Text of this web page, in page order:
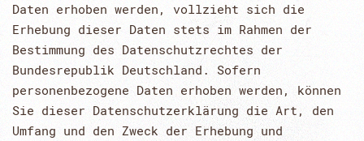
Daten erhoben werden, vollzieht sich die
Erhebung dieser Daten stets im Rahmen der
Bestimmung des Datenschutzrechtes der
Bundesrepublik Deutschland. Sofern
personenbezogene Daten erhoben werden, können
Sie dieser Datenschutzerklärung die Art, den
Umfang und den Zweck der Erhebung und